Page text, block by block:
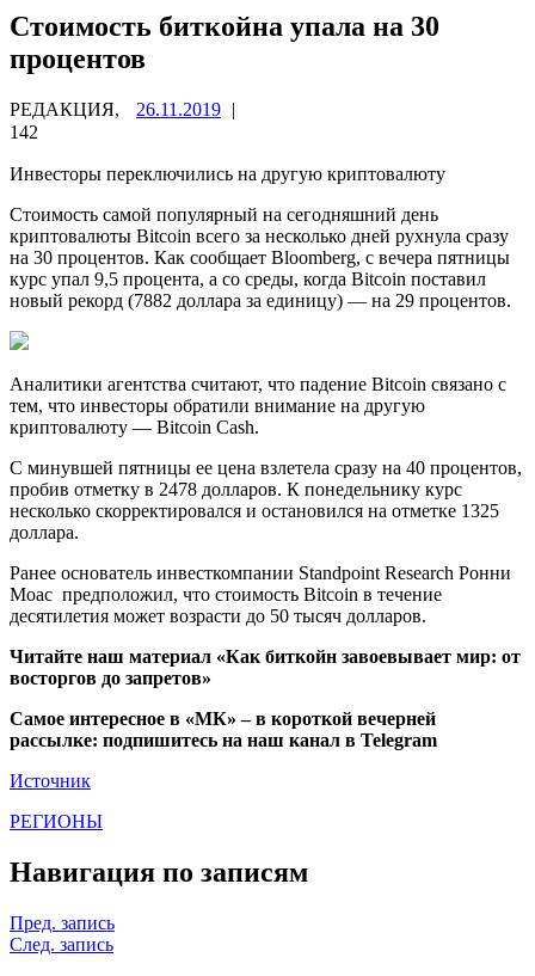
Стоимость биткойна упала на 30
процентов
РЕДАКЦИЯ, 26.11.2019 |
142
Инвесторы переключились на другую криптовалюту
Стоимость самой популярный на сегодняшний день
криптовалюты Bitcoin всего за несколько дней рухнула сразу
на 30 процентов. Как сообщает Bloomberg, с вечера пятницы
курс упал 9,5 процента, а со среды, когда Bitcoin поставил
новый рекорд (7882 доллара за единицу) — на 29 процентов.
Аналитики агентства считают, что падение Bitcoin связано с
тем, что инвесторы обратили внимание на другую
криптовалюту — Bitcoin Cash.
С минувшей пятницы ее цена взлетела сразу на 40 процентов,
пробив отметку в 2478 долларов. К понедельнику курс
несколько скорректировался и остановился на отметке 1325
доллара.
Ранее основатель инвесткомпании Standpoint Research Ронни
Моас предположил, что стоимость Bitcoin в течение
десятилетия может возрасти до 50 тысяч долларов.
Читайте наш материал «Как биткойн завоевывает мир: от
восторгов до запретов»
Самое интересное в «МК» – в короткой вечерней
рассылке: подпишитесь на наш канал в Telegram
Источник
РЕГИОНЫ
Навигация по записям
Пред. запись
След. запись